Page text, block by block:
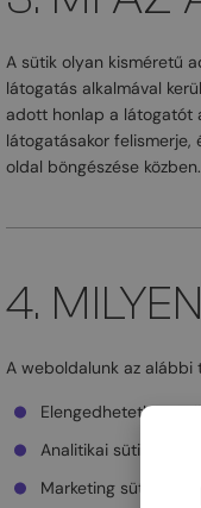
A sütik olyan kisméretű
látogatás alkalmával
adott honlap a látogatót
látogatásakor felismerje,
oldal böngészése közben.
4.
A weboldalunk az alábbi
Elengedhetetlen
Analitikai sütik:
Marketing sütik: